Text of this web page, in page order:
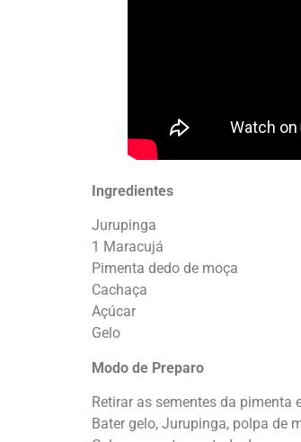
Ingredientes
Jurupinga
1 Maracujá
Pimenta dedo de moça
Cachaça
Açúcar
Gelo
Modo de Preparo
Retirar as sementes da pimenta
Bater gelo, Jurupinga, polpa de